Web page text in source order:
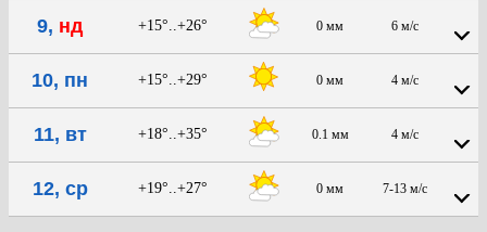
9, нд +15°..+26° 0 мм 6 м/с
10, пн +15°..+29° 0 мм 4 м/с
11, вт +18°..+35° 0.1 мм 4 м/с
12, ср +19°..+27° 0 мм 7-13 м/с